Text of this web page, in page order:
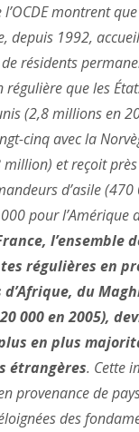
montrent
depuis 1992,
résidents
que les
(2,8 millions en
cinq avec la
million) et reçoit
d’asile
pour l’Amérique
l’ensemble
régulières en
d’Afrique, du
000 en 2005),
en plus
étrangères. Cette
provenance de
des